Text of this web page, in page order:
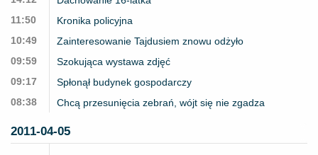
11:50
Kronika policyjna
10:49
Zainteresowanie Tajdusiem znowu odżyło
09:59
Szokująca wystawa zdjęć
09:17
Spłonął budynek gospodarczy
08:38
Chcą przesunięcia zebrań, wójt się nie zgadza
2011-04-05